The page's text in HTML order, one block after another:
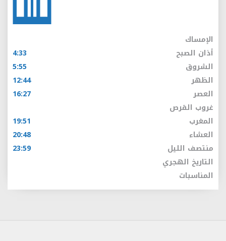
الإمساك
أذان الصبح
4:33
الشروق
5:55
الظهر
12:44
العصر
16:27
غروب القرص
المغرب
19:51
العشاء
20:48
منتصف الليل
23:59
التاريخ الهجري
المناسبات